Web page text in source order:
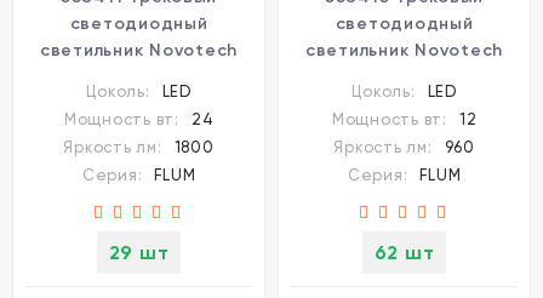
светодиодный
светильник Novotech
1800Лм 120° 24W
Цоколь:
LED
Мощность вт:
24
Яркость лм:
1800
Серия:
FLUM
29 шт
светодиодный
светильник Novotech
960Лм 120° 12W
Цоколь:
LED
Мощность вт:
12
Яркость лм:
960
Серия:
FLUM
62 шт